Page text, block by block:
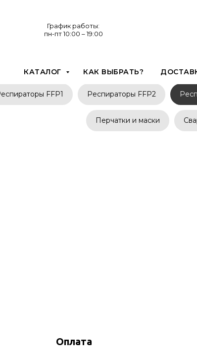
График работы:
пн-пт 10:00 – 19:00
КАТАЛОГ КАК ВЫБРАТЬ?
FFP1 Респираторы FFP2
Перчатки и маски
Оплата